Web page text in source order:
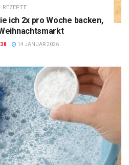
REZEPTE
ich 2x pro Woche backen,
14 JANUAR 2026